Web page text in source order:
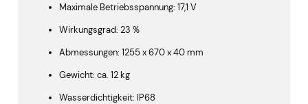
Maximale Betriebsspannung: 17,1 V
Wirkungsgrad: 23 %
Abmessungen: 1255 x 670 x 40 mm
Gewicht: ca. 12 kg
Wasserdichtigkeit: IP68